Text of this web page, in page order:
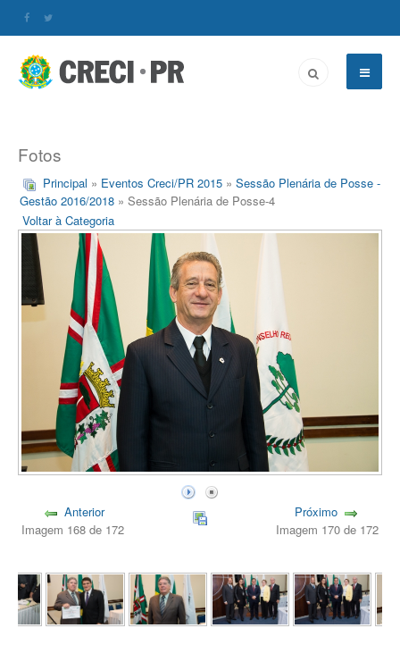
Fotos
Principal » Eventos Creci/PR 2015 » Sessão Plenária de Posse -
Gestão 2016/2018 » Sessão Plenária de Posse-4
Voltar à Categoria
Anterior
Imagem 168 de 172
Próximo
Imagem 170 de 172